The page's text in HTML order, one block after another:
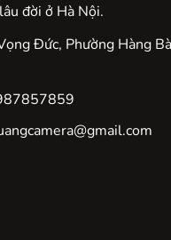
đời ở Hà Nội.
Đức, Phường Hàng